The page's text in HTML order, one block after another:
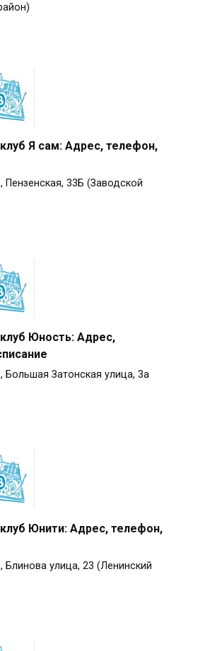
Я сам: Адрес, телефон,
Пензенская, 33Б (Заводской
Юность: Адрес,
Большая Затонская улица, 3а
Юнити: Адрес, телефон,
Блинова улица, 23 (Ленинский